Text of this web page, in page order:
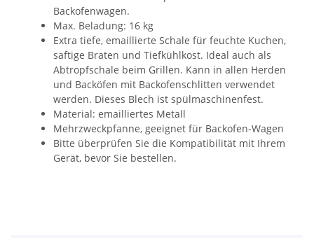
Backofenwagen.
Max. Beladung: 16 kg
Extra tiefe, emaillierte Schale für feuchte Kuchen,
saftige Braten und Tiefkühlkost. Ideal auch als
Abtropfschale beim Grillen. Kann in allen Herden
und Backöfen mit Backofenschlitten verwendet
werden. Dieses Blech ist spülmaschinenfest.
Material: emailliertes Metall
Mehrzweckpfanne, geeignet für Backofen-Wagen
Bitte überprüfen Sie die Kompatibilität mit Ihrem
Gerät, bevor Sie bestellen.